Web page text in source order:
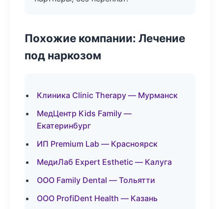
Похожие компании: Лечение
под наркозом
Клиника Clinic Therapy — Мурманск
МедЦентр Kids Family —
Екатеринбург
ИП Premium Lab — Красноярск
МедиЛаб Expert Esthetic — Калуга
ООО Family Dental — Тольятти
ООО ProfiDent Health — Казань